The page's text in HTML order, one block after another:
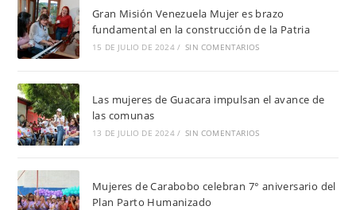
Gran Misión Venezuela Mujer es brazo
fundamental en la construcción de la Patria
15 DE JULIO DE 2024 / SIN COMENTARIOS
Las mujeres de Guacara impulsan el avance de
las comunas
13 DE JULIO DE 2024 / SIN COMENTARIOS
Mujeres de Carabobo celebran 7° aniversario del
Plan Parto Humanizado